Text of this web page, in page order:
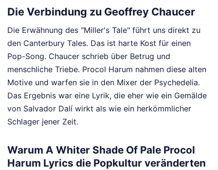
Die Verbindung zu Geoffrey Chaucer
Die Erwähnung des "Miller's Tale" führt uns direkt zu
den Canterbury Tales. Das ist harte Kost für einen
Pop-Song. Chaucer schrieb über Betrug und
menschliche Triebe. Procol Harum nahmen diese alten
Motive und warfen sie in den Mixer der Psychedelia.
Das Ergebnis war eine Lyrik, die eher wie ein Gemälde
von Salvador Dalí wirkt als wie ein herkömmlicher
Schlager jener Zeit.
Warum A Whiter Shade Of Pale Procol
Harum Lyrics die Popkultur veränderten